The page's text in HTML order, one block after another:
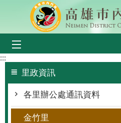
跳到主要內容區塊
:::
里政資訊
各里辦公處通訊資料
金竹里